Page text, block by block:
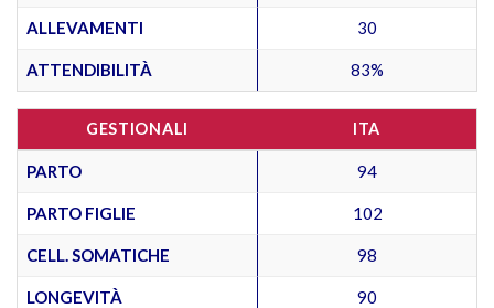
ALLEVAMENTI 30
ATTENDIBILITÀ 83%
GESTIONALI ITA
PARTO 94
PARTO FIGLIE 102
CELL. SOMATICHE 98
LONGEVITÀ 90